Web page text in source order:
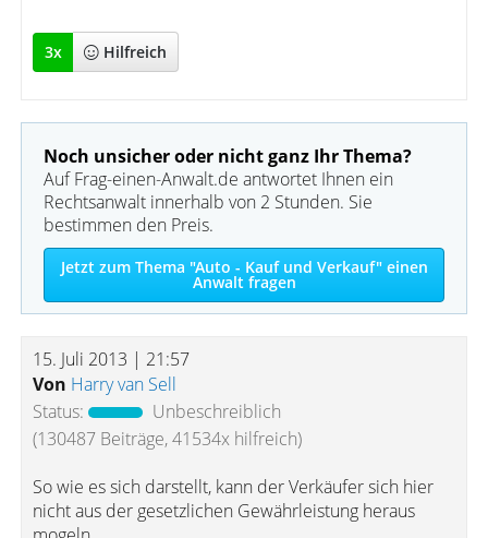
3x Hilfreich
Noch unsicher oder nicht ganz Ihr Thema?
Auf Frag-einen-Anwalt.de antwortet Ihnen ein
Rechtsanwalt innerhalb von 2 Stunden. Sie
bestimmen den Preis.
Jetzt zum Thema "Auto - Kauf und Verkauf" einen
Anwalt fragen
15. Juli 2013 | 21:57
Von Harry van Sell
Status:
Unbeschreiblich
(130487 Beiträge, 41534x hilfreich)
So wie es sich darstellt, kann der Verkäufer sich hier
nicht aus der gesetzlichen Gewährleistung heraus